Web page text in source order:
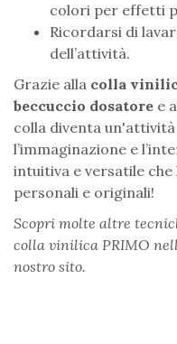
colori per effetti
Ricordarsi di
dell’attività.
Grazie alla colla
beccuccio dosatore e
colla diventa
l’immaginazione e
intuitiva e versatile
personali e originali!
Scopri molte altre
colla vinilica PRIMO
nostro sito.